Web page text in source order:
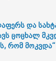
და
ცოცხალ
რომ